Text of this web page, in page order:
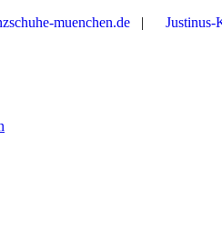
muenchen.de |
Justinus-